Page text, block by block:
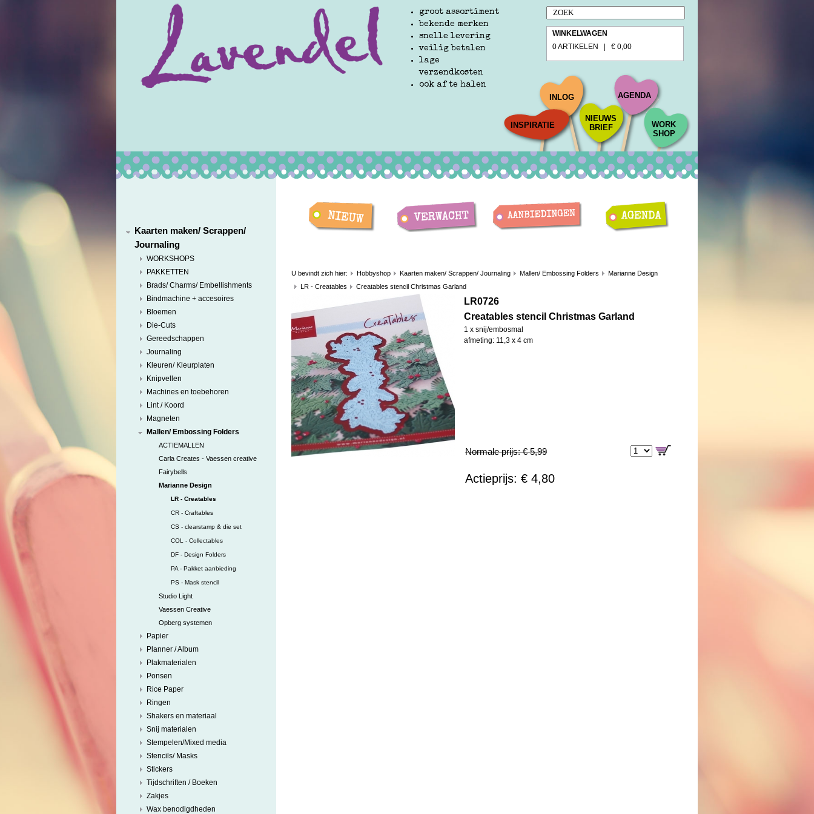
groot assortiment
bekende merken
snelle levering
veilig betalen
lage
verzendkosten
ook af te halen
WINKELWAGEN
0 ARTIKELEN | € 0,00
INSPIRATIE
INLOG
NIEUWS
BRIEF
AGENDA
WORK
SHOP
Kaarten maken/ Scrappen/
Journaling
WORKSHOPS
PAKKETTEN
Brads/ Charms/ Embellishments
Bindmachine + accesoires
Bloemen
Die-Cuts
Gereedschappen
Journaling
Kleuren/ Kleurplaten
Knipvellen
Machines en toebehoren
Lint / Koord
Magneten
Mallen/ Embossing Folders
ACTIEMALLEN
Carla Creates - Vaessen creative
Fairybells
Marianne Design
LR - Creatables
CR - Craftables
CS - clearstamp & die set
COL - Collectables
DF - Design Folders
PA - Pakket aanbieding
PS - Mask stencil
Studio Light
Vaessen Creative
Opberg systemen
Papier
Planner / Album
Plakmaterialen
Ponsen
Rice Paper
Ringen
Shakers en materiaal
Snij materialen
Stempelen/Mixed media
Stencils/ Masks
Stickers
Tijdschriften / Boeken
Zakjes
Wax benodigdheden
U bevindt zich hier: Hobbyshop Kaarten maken/ Scrappen/ Journaling Mallen/ Embossing Folders
Marianne Design
LR - Creatables
Creatables stencil Christmas Garland
LR0726
Creatables stencil Christmas Garland
1 x snij/embosmal
afmeting: 11,3 x 4 cm
Normale prijs: € 5,99
Actieprijs: € 4,80